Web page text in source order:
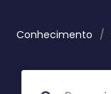
Conhecimento /